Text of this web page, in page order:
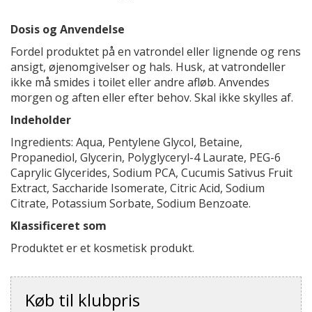
Dosis og Anvendelse
Fordel produktet på en vatrondel eller lignende og rens
ansigt, øjenomgivelser og hals. Husk, at vatrondeller
ikke må smides i toilet eller andre afløb. Anvendes
morgen og aften eller efter behov. Skal ikke skylles af.
Indeholder
Ingredients: Aqua, Pentylene Glycol, Betaine,
Propanediol, Glycerin, Polyglyceryl-4 Laurate, PEG-6
Caprylic Glycerides, Sodium PCA, Cucumis Sativus Fruit
Extract, Saccharide Isomerate, Citric Acid, Sodium
Citrate, Potassium Sorbate, Sodium Benzoate.
Klassificeret som
Produktet er et kosmetisk produkt.
Køb til klubpris